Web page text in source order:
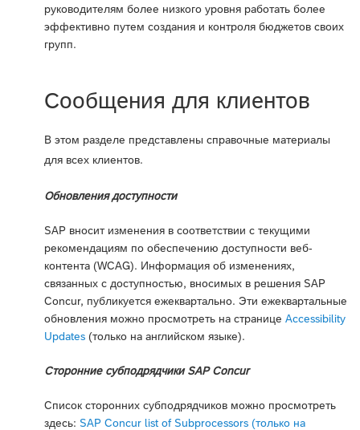
руководителям более низкого уровня работать более
эффективно путем создания и контроля бюджетов своих
групп.
Сообщения для клиентов
В этом разделе представлены справочные материалы
для всех клиентов.
Обновления доступности
SAP вносит изменения в соответствии с текущими
рекомендациям по обеспечению доступности веб-
контента (WCAG). Информация об изменениях,
связанных с доступностью, вносимых в решения SAP
Concur, публикуется ежеквартально. Эти ежеквартальные
обновления можно просмотреть на странице Accessibility
Updates (только на английском языке).
Сторонние субподрядчики SAP Concur
Список сторонних субподрядчиков можно просмотреть
здесь: SAP Concur list of Subprocessors (только на